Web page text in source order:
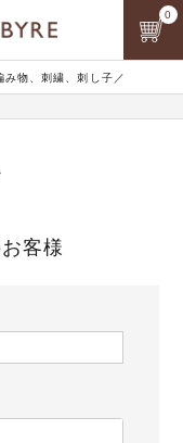
み物、刺繍、刺し子／
0
客様